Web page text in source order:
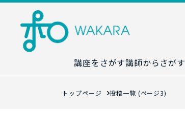
講座をさがす講師からさがす
トップページ 投稿一覧 (ページ3)